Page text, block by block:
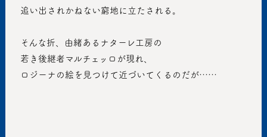
追い出されかねない窮地に立たされる。
そんな折、由緒あるナターレ工房の
若き後継者マルチェッロが現れ、
ロジーナの絵を見つけて近づいてくるのだが……